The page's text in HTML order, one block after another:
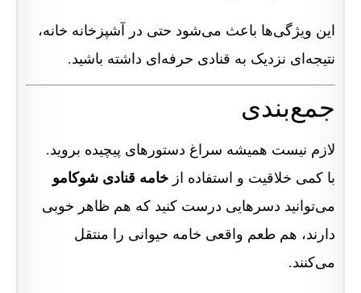
این ویژگی‌ها باعث می‌شود حتی در آشپزخانه خانه،
نتیجه‌ای نزدیک به قنادی حرفه‌ای داشته باشید.
جمع‌بندی
لازم نیست همیشه سراغ دستورهای پیچیده بروید.
با کمی خلاقیت و استفاده از خامه قنادی شوکامو
می‌توانید دسرهایی درست کنید که هم ظاهر خوبی
دارند، هم طعم واقعی خامه حیوانی را منتقل
می‌کنند.